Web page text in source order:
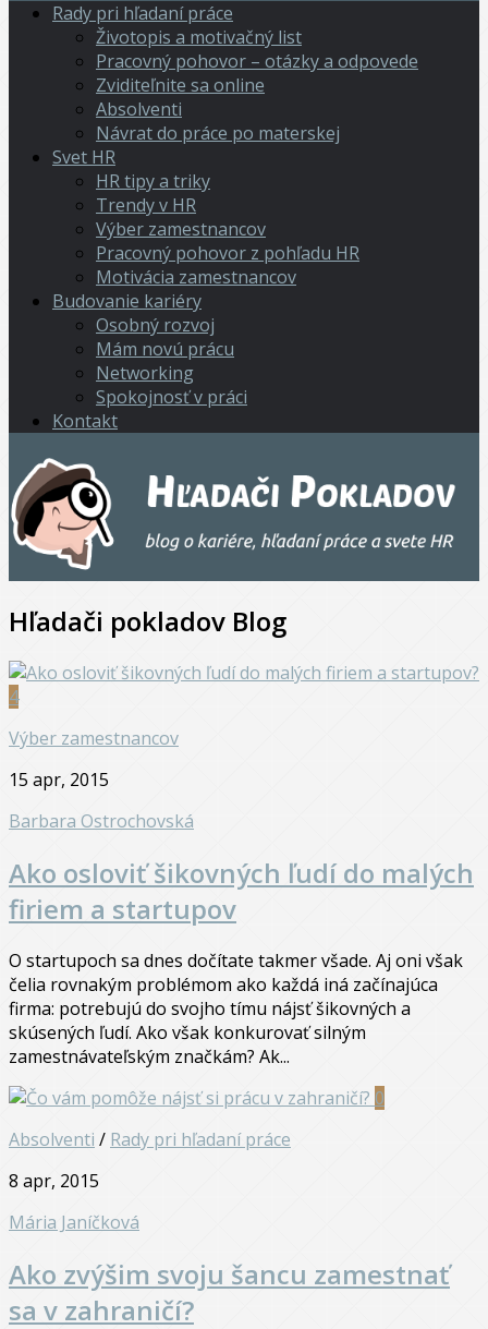
Rady pri hľadaní práce
Životopis a motivačný list
Pracovný pohovor – otázky a odpovede
Zviditeľnite sa online
Absolventi
Návrat do práce po materskej
Svet HR
HR tipy a triky
Trendy v HR
Výber zamestnancov
Pracovný pohovor z pohľadu HR
Motivácia zamestnancov
Budovanie kariéry
Osobný rozvoj
Mám novú prácu
Networking
Spokojnosť v práci
Kontakt
Hľadači pokladov Blog
4
Výber zamestnancov
15 apr, 2015
Barbara Ostrochovská
Ako osloviť šikovných ľudí do malých
firiem a startupov
O startupoch sa dnes dočítate takmer všade. Aj oni však
čelia rovnakým problémom ako každá iná začínajúca
firma: potrebujú do svojho tímu nájsť šikovných a
skúsených ľudí. Ako však konkurovať silným
zamestnávateľským značkám? Ak...
0
Absolventi / Rady pri hľadaní práce
8 apr, 2015
Mária Janíčková
Ako zvýšim svoju šancu zamestnať
sa v zahraničí?